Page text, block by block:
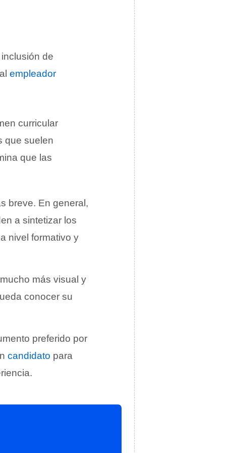
de
empleador
curricular
que suelen
que las
breve. En general,
a sintetizar los
nivel formativo y
más visual y
conocer su
preferido por
candidato para